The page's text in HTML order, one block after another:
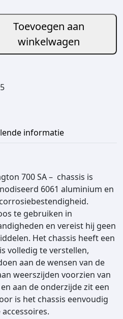
Toevoegen aan
winkelwagen
informatie
700 SA – chassis is
6061 aluminium en
te gebruiken in
en vereist hij geen
Het chassis heeft een
volledig te verstellen,
aan de wensen van de
weerszijden voorzien van
aan de onderzijde zit een
is het chassis eenvoudig